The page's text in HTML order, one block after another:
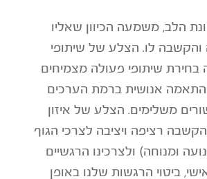
הלב, משמעה הכיוון שאליו
והקשבה לו. הצלע של שיתופי
שיתופי פעולה מצמיחים
אנושית ברמת הערכים
משלימים. הצלע של איזון
רציפה ויציבה לצרכי הגוף
ומנוחה) ולצרכינו הרגשיים
ביטוי הרגשות שלנו באופן